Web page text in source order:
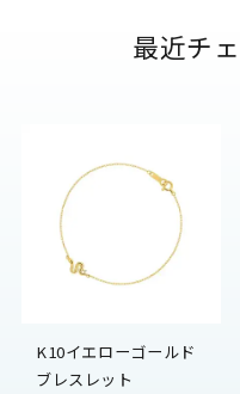
最近チ
K10イエローゴールド
ブレスレット